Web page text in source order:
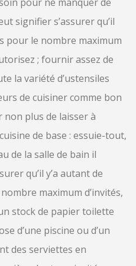
signifier s’assurer qu’il
pour le nombre maximum
; fournir assez de
la variété d’ustensiles
de cuisiner comme bon
non plus de laisser à
de base : essuie-tout,
de la salle de bain il
qu’il y’a autant de
maximum d’invités,
stock de papier toilette
d’une piscine ou d’un
des serviettes en